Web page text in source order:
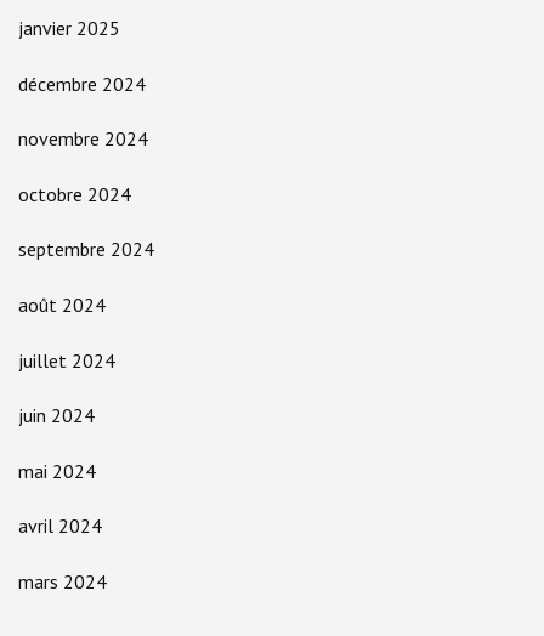
janvier 2025
décembre 2024
novembre 2024
octobre 2024
septembre 2024
août 2024
juillet 2024
juin 2024
mai 2024
avril 2024
mars 2024